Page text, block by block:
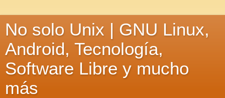
No solo Unix | GNU Linux,
Android, Tecnología,
Software Libre y mucho
más